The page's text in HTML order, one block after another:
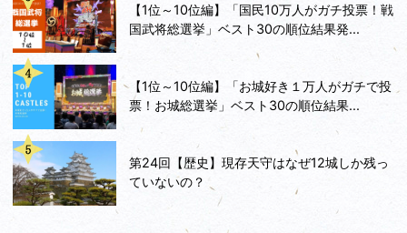
【1位～10位編】「国民10万人がガチ投票！戦
国武将総選挙」ベスト30の順位結果発...
【1位～10位編】「お城好き１万人がガチで投
票！お城総選挙」ベスト30の順位結果...
第24回【歴史】現存天守はなぜ12城しか残っ
ていないの？